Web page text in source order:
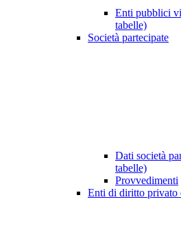
Enti pubblici
tabelle)
Società partecipate
Dati società
tabelle)
Provvedimenti
Enti di diritto privato